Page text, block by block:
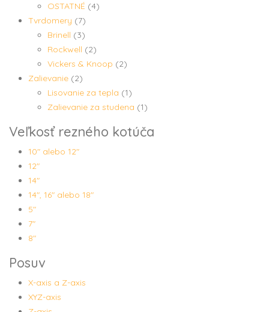
OSTATNÉ (4)
Tvrdomery (7)
Brinell (3)
Rockwell (2)
Vickers & Knoop (2)
Zalievanie (2)
Lisovanie za tepla (1)
Zalievanie za studena (1)
Veľkosť rezného kotúča
10" alebo 12"
12"
14"
14", 16" alebo 18"
5"
7"
8"
Posuv
X-axis a Z-axis
XYZ-axis